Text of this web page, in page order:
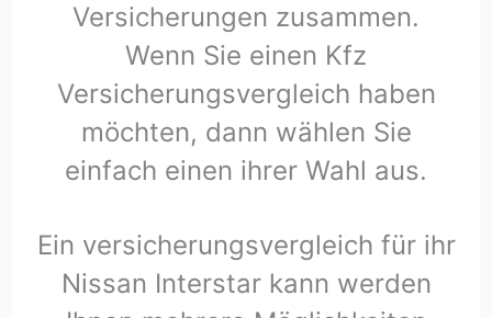
Versicherungen zusammen.
Wenn Sie einen Kfz
Versicherungsvergleich haben
möchten, dann wählen Sie
einfach einen ihrer Wahl aus.
Ein versicherungsvergleich für ihr
Nissan Interstar kann werden